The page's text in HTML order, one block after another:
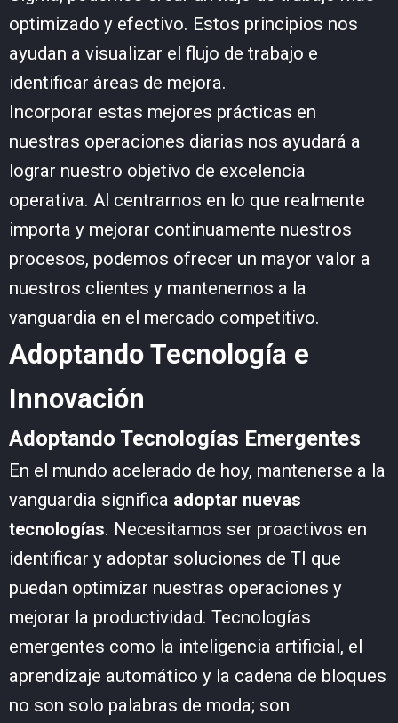
optimizado y efectivo. Estos principios nos
ayudan a visualizar el flujo de trabajo e
identificar áreas de mejora.
Incorporar estas mejores prácticas en
nuestras operaciones diarias nos ayudará a
lograr nuestro objetivo de excelencia
operativa. Al centrarnos en lo que realmente
importa y mejorar continuamente nuestros
procesos, podemos ofrecer un mayor valor a
nuestros clientes y mantenernos a la
vanguardia en el mercado competitivo.
Adoptando Tecnología e
Innovación
Adoptando Tecnologías Emergentes
En el mundo acelerado de hoy, mantenerse a la
vanguardia significa adoptar nuevas
tecnologías. Necesitamos ser proactivos en
identificar y adoptar soluciones de TI que
puedan optimizar nuestras operaciones y
mejorar la productividad. Tecnologías
emergentes como la inteligencia artificial, el
aprendizaje automático y la cadena de bloques
no son solo palabras de moda; son